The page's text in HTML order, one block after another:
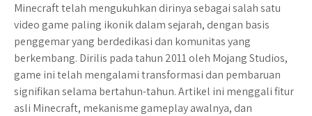
Minecraft telah mengukuhkan dirinya sebagai salah satu
video game paling ikonik dalam sejarah, dengan basis
penggemar yang berdedikasi dan komunitas yang
berkembang. Dirilis pada tahun 2011 oleh Mojang Studios,
game ini telah mengalami transformasi dan pembaruan
signifikan selama bertahun-tahun. Artikel ini menggali fitur
asli Minecraft, mekanisme gameplay awalnya, dan